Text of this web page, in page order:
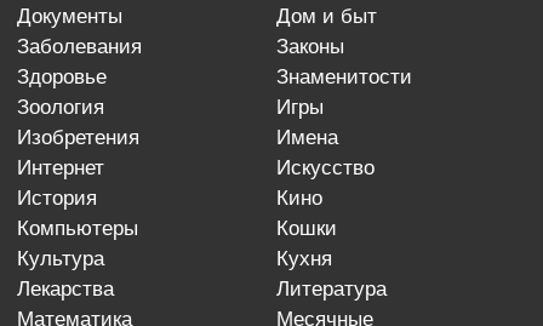
документы
дом и быт
заболевания
законы
здоровье
знаменитости
зоология
игры
изобретения
имена
интернет
искусство
история
кино
компьютеры
кошки
культура
кухня
лекарства
литература
математика
месячные